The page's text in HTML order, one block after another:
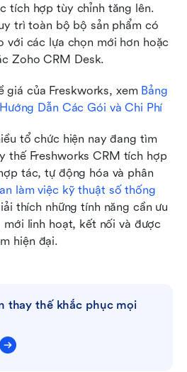
tích hợp tùy chỉnh tăng lên.
trì toàn bộ bộ sản phẩm có
với các lựa chọn mới hơn hoặc
Zoho CRM Desk.
giá của Freskworks, xem Bảng
Dẫn Các Gói và Chi Phí
tổ chức hiện nay đang tìm
thế Freshworks CRM tích hợp
tác, tự động hóa và phân
làm việc kỹ thuật số thống
thích những tính năng cần ưu
linh hoạt, kết nối và được
hiện đại.
thay thế khắc phục mọi